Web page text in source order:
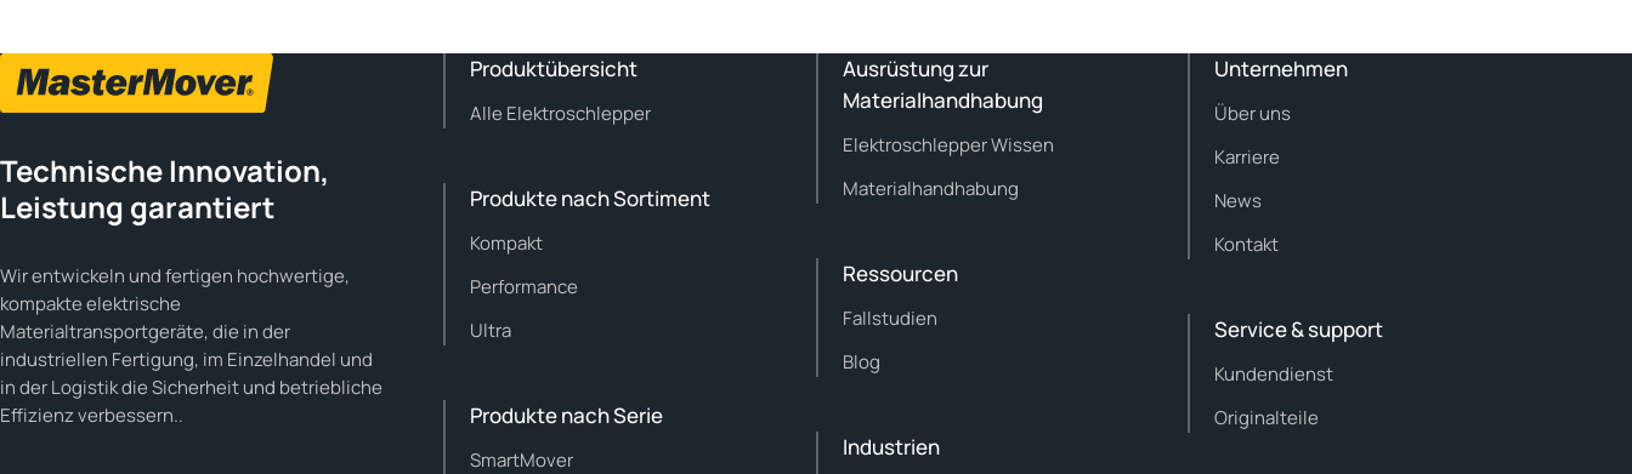
Technische Innovation,
Leistung garantiert
Wir entwickeln und fertigen hochwertige,
kompakte elektrische
Materialtransportgeräte, die in der
industriellen Fertigung, im Einzelhandel und
in der Logistik die Sicherheit und betriebliche
Effizienz verbessern..
Produktübersicht
Alle Elektroschlepper
Produkte nach Sortiment
Kompakt
Performance
Ultra
Produkte nach Serie
SmartMover
Ausrüstung zur
Materialhandhabung
Elektroschlepper Wissen
Materialhandhabung
Ressourcen
Fallstudien
Blog
Industrien
Unternehmen
Über uns
Karriere
News
Kontakt
Service & support
Kundendienst
Originalteile